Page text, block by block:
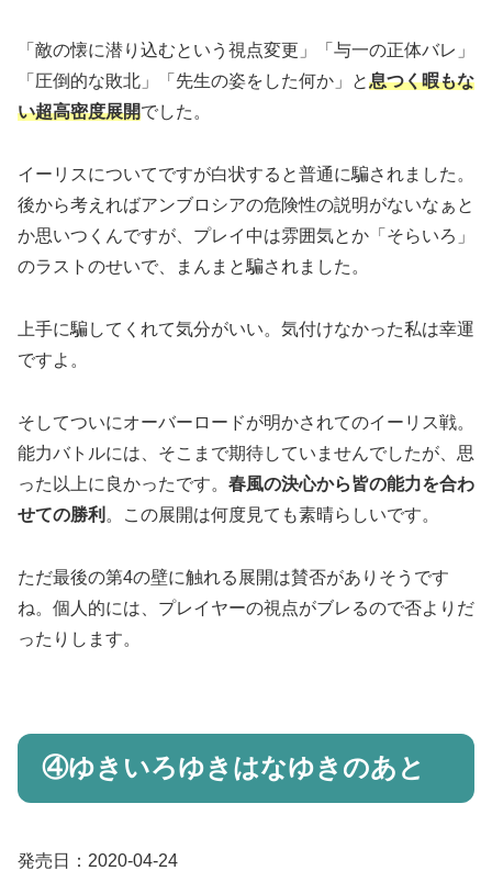
「敵の懐に潜り込むという視点変更」「与一の正体バレ」
「圧倒的な敗北」「先生の姿をした何か」と息つく暇もな
い超高密度展開でした。
イーリスについてですが白状すると普通に騙されました。
後から考えればアンブロシアの危険性の説明がないなぁと
か思いつくんですが、プレイ中は雰囲気とか「そらいろ」
のラストのせいで、まんまと騙されました。
上手に騙してくれて気分がいい。気付けなかった私は幸運
ですよ。
そしてついにオーバーロードが明かされてのイーリス戦。
能力バトルには、そこまで期待していませんでしたが、思
った以上に良かったです。 春風の決心から皆の能力を合わ
せての勝利 。この展開は何度見ても素晴らしいです。
ただ最後の第4の壁に触れる展開は賛否がありそうです
ね。個人的には、プレイヤーの視点がブレるので否よりだ
ったりします。
④ゆきいろゆきはなゆきのあと
発売日：2020-04-24